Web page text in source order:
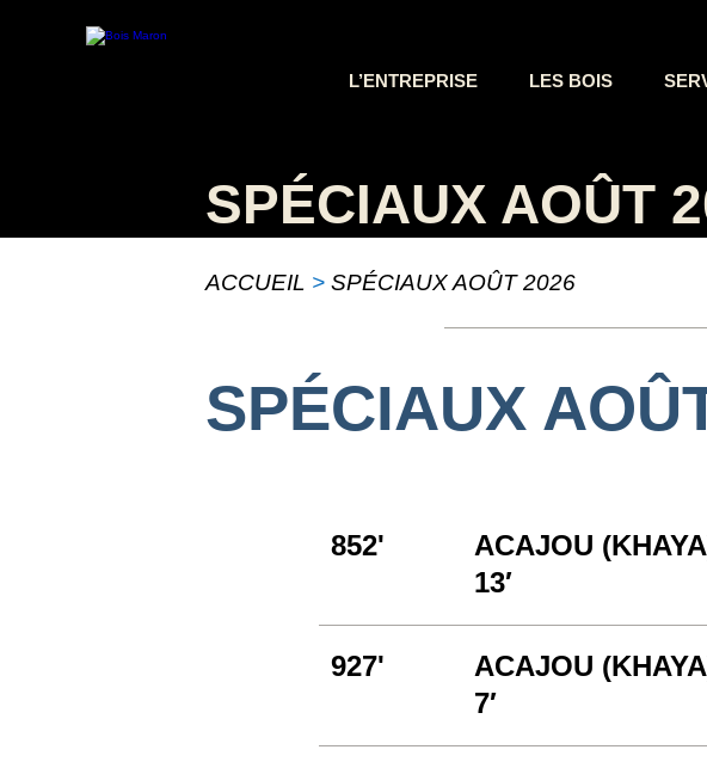
L’ENTREPRISE LES BOIS
BOIS
BRUT
BOIS
EXTÉRIEUR
SPÉCIAUX AOÛT
ACCUEIL > SPÉCIAUX AOÛT 2026
SPÉCIAUX
852'
ACAJOU
13′
927'
ACAJOU
7′